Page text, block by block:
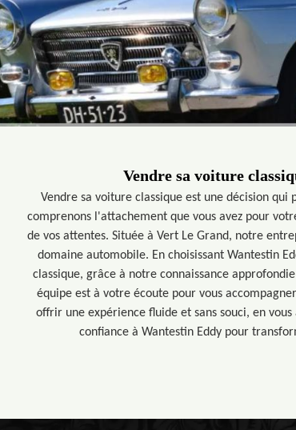
Vendre sa voiture
Vendre sa voiture classique est une décision qui
comprenons l'attachement que vous avez pour
de vos attentes. Située à Vert Le Grand, notre
domaine automobile. En choisissant Wantestin
classique, grâce à notre connaissance
équipe est à votre écoute pour vous
offrir une expérience fluide et sans souci, en
confiance à Wantestin Eddy pour